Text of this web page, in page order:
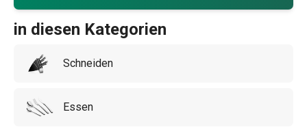
Sie finden die Produkte dieser Linie
in diesen Kategorien
Schneiden
Essen